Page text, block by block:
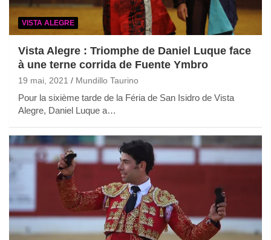
VISTA ALEGRE
Vista Alegre : Triomphe de Daniel Luque face
à une terne corrida de Fuente Ymbro
19 mai, 2021 Mundillo Taurino
Pour la sixième tarde de la Féria de San Isidro de Vista
Alegre, Daniel Luque a…